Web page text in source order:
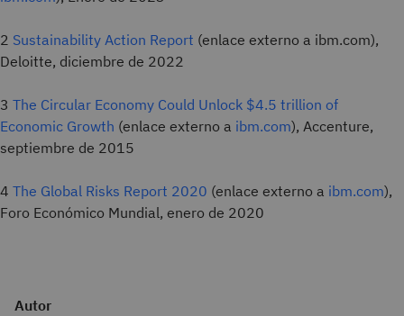
2 Sustainability Action Report (enlace externo a ibm.com),
Deloitte, diciembre de 2022
3 The Circular Economy Could Unlock $4.5 trillion of
Economic Growth (enlace externo a ibm.com), Accenture,
septiembre de 2015
4 The Global Risks Report 2020 (enlace externo a ibm.com),
Foro Económico Mundial, enero de 2020
Autor